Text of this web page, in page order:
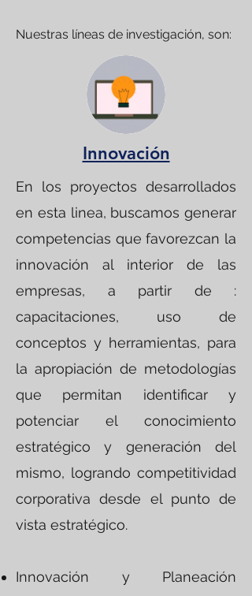
Nuestras líneas de investigación, son:
Innovación
En los proyectos desarrollados
en esta linea, buscamos generar
competencias que favorezcan la
innovación al interior de las
empresas, a partir de :
capacitaciones, uso de
conceptos y herramientas, para
la apropiación de metodologías
que permitan identificar y
potenciar el conocimiento
estratégico y generación del
mismo, logrando competitividad
corporativa desde el punto de
vista estratégico.
Innovación y Planeación